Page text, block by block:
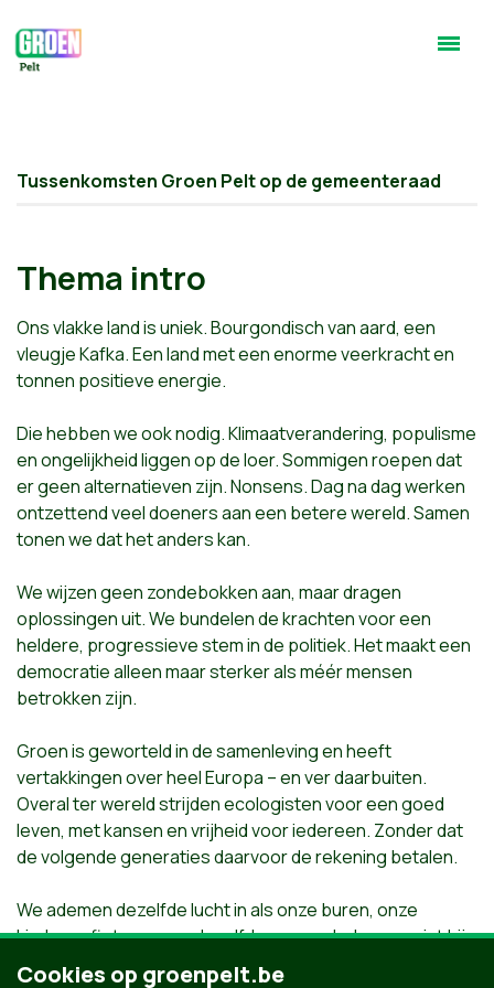
Tussenkomsten Groen Pelt op de gemeenteraad
Thema intro
Ons vlakke land is uniek. Bourgondisch van aard, een
vleugje Kafka. Een land met een enorme veerkracht en
tonnen positieve energie.
Die hebben we ook nodig. Klimaatverandering, populisme
en ongelijkheid liggen op de loer. Sommigen roepen dat
er geen alternatieven zijn. Nonsens. Dag na dag werken
ontzettend veel doeners aan een betere wereld. Samen
tonen we dat het anders kan.
We wijzen geen zondebokken aan, maar dragen
oplossingen uit. We bundelen de krachten voor een
heldere, progressieve stem in de politiek. Het maakt een
democratie alleen maar sterker als méér mensen
betrokken zijn.
Groen is geworteld in de samenleving en heeft
vertakkingen over heel Europa – en ver daarbuiten.
Overal ter wereld strijden ecologisten voor een goed
leven, met kansen en vrijheid voor iedereen. Zonder dat
de volgende generaties daarvoor de rekening betalen.
We ademen dezelfde lucht in als onze buren, onze
kinderen fietsen over dezelfde wegen. Iedereen wint bij
een samenleving die menselijker, eerlijker en gezonder
Cookies op groenpelt.be